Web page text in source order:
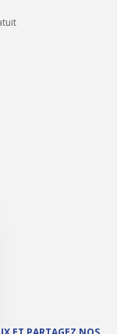
le bandeau des